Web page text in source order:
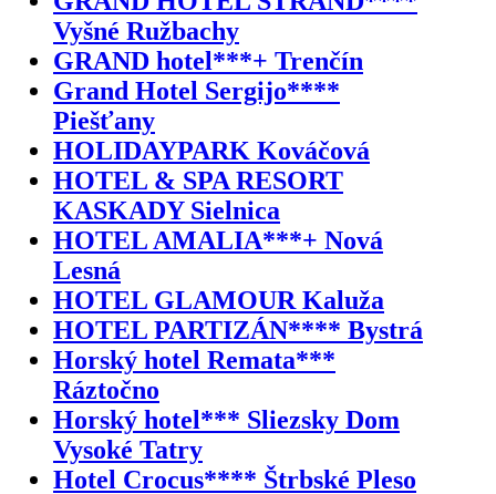
Vyšné Ružbachy
GRAND hotel***+ Trenčín
Grand Hotel Sergijo****
Piešťany
HOLIDAYPARK Kováčová
HOTEL & SPA RESORT
KASKADY Sielnica
HOTEL AMALIA***+ Nová
Lesná
HOTEL GLAMOUR Kaluža
HOTEL PARTIZÁN**** Bystrá
Horský hotel Remata***
Ráztočno
Horský hotel*** Sliezsky Dom
Vysoké Tatry
Hotel Crocus**** Štrbské Pleso